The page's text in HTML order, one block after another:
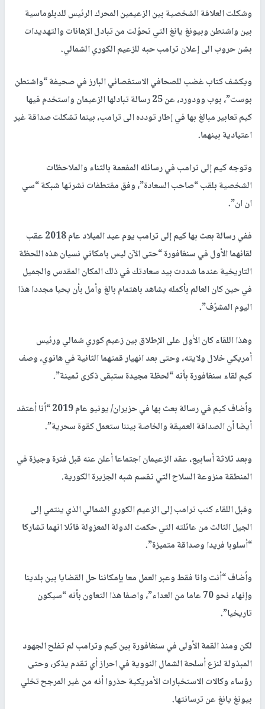
وشكلت العلاقة الشخصية بين الزعيمين المحرك الرئيس للدبلوماسية
بين واشنطن وبيونغ يانغ التي تحوّلت من تبادل الإهانات والتهديدات
بشن حروب الى إعلان ترامب حبه للزعيم الكوري الشمالي.
ويكشف كتاب غضب للصحافي الاستقصائي البارز في صحيفة “واشنطن
بوست”، بوب وودورد، عن 25 رسالة تبادلها الزعيمان واستخدم فيها
كيم تعابير مبالغ بها في إطار تودده الى ترامب، بينما تشكلت صداقة غير
اعتيادية بينهما.
وتوجه كيم إلى ترامب في رسائله المفعمة بالثناء والملاحظات
الشخصية بلقب “صاحب السعادة”، وفق مقتطفات نشرتها شبكة “سي
ان ان”.
ففي رسالة بعث بها كيم إلى ترامب يوم عيد الميلاد عام 2018 عقب
لقائهما الأول في سنغافورة “حتى الآن ليس بامكاني نسيان هذه اللحظة
التاريخية عندما شددت بيد سعادتك في ذلك المكان المقدس والجميل
في حين كان العالم بأكمله يشاهد باهتمام بالغ وأمل بأن يحيا مجددا هذا
اليوم المشرّف”.
وهذا اللقاء كان الأول على الإطلاق بين زعيم كوري شمالي ورئيس
أمريكي خلال ولايته، وحتى بعد انهيار قمتهما الثانية في هانوي، وصف
كيم لقاء سنغافورة بأنه “لحظة مجيدة ستبقى ذكرى ثمينة”.
وأضاف كيم في رسالة بعث بها في حزيران/ يونيو عام 2019 “أنا أعتقد
أيضا أن الصداقة العميقة والخاصة بيننا ستعمل كقوة سحرية”.
وبعد ثلاثة أسابيع، عقد الزعيمان اجتماعا أعلن عنه قبل فترة وجيزة في
المنطقة منزوعة السلاح التي تقسم شبه الجزيرة الكورية.
وقبل اللقاء كتب ترامب إلى الزعيم الكوري الشمالي الذي ينتمي إلى
الجيل الثالث من عائلته التي حكمت الدولة المعزولة قائلا انهما تشاركا
“أسلوبا فريدا وصداقة متميزة”.
وأضاف “أنت وانا فقط وعبر العمل معا بإمكاننا حل القضايا بين بلدينا
وإنهاء نحو 70 عاما من العداء”، واصفا هذا التعاون بأنه “سيكون
تاريخيا”.
لكن ومنذ القمة الأولى في سنغافورة بين كيم وترامب لم تفلح الجهود
المبذولة لنزع أسلحة الشمال النووية في احراز أي تقدم يذكر، وحتى
رؤساء وكالات الاستخبارات الأمريكية حذروا أنه من غير المرجح تخلي
بيونغ يانغ عن ترسانتها.